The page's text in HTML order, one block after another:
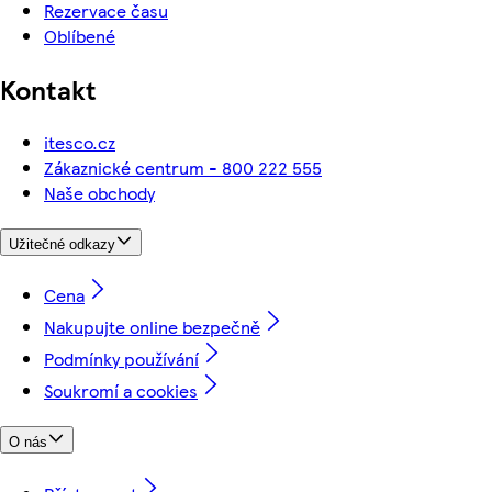
Rezervace času
Oblíbené
Kontakt
itesco.cz
Zákaznické centrum - 800 222 555
Naše obchody
Užitečné odkazy
Cena
Nakupujte online bezpečně
Podmínky používání
Soukromí a cookies
O nás